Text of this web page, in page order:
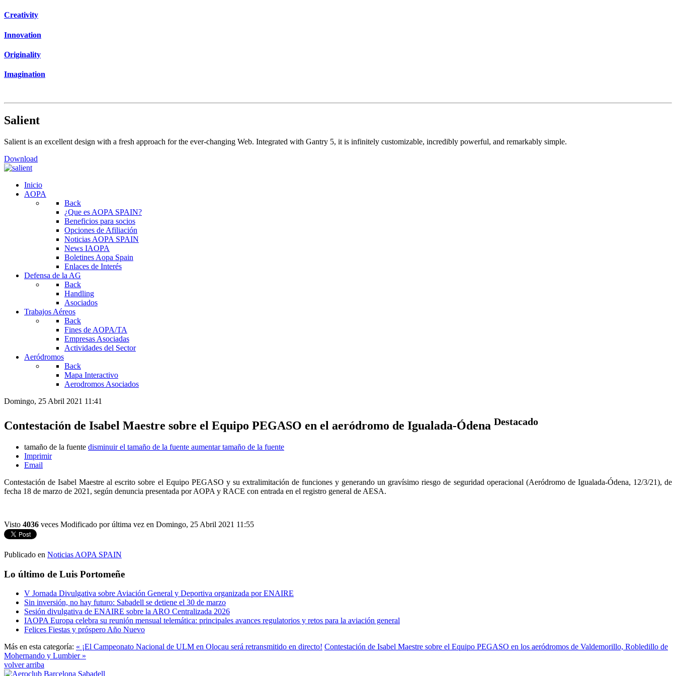
Creativity
Innovation
Originality
Imagination
Salient
Salient is an excellent design with a fresh approach for the ever-changing Web. Integrated with Gantry 5, it is infinitely customizable, incredibly powerful, and remarkably simple.
Download
Inicio
AOPA
Back
¿Que es AOPA SPAIN?
Beneficios para socios
Opciones de Afiliación
Noticias AOPA SPAIN
News IAOPA
Boletines Aopa Spain
Enlaces de Interés
Defensa de la AG
Back
Handling
Asociados
Trabajos Aéreos
Back
Fines de AOPA/TA
Empresas Asociadas
Actividades del Sector
Aeródromos
Back
Mapa Interactivo
Aerodromos Asociados
Domingo, 25 Abril 2021 11:41
Contestación de Isabel Maestre sobre el Equipo PEGASO en el aeródromo de Igualada-Ódena Destacado
tamaño de la fuente disminuir el tamaño de la fuente aumentar tamaño de la fuente
Imprimir
Email
Contestación de Isabel Maestre al escrito sobre el Equipo PEGASO y su extralimitación de funciones y generando un gravísimo riesgo de seguridad operacional (Aeródromo de Igualada-Ódena, 12/3/21), de
fecha 18 de marzo de 2021, según denuncia presentada por AOPA y RACE con entrada en el registro general de AESA.
Visto 4036 veces Modificado por última vez en Domingo, 25 Abril 2021 11:55
Publicado en Noticias AOPA SPAIN
Lo último de Luis Portomeñe
V Jornada Divulgativa sobre Aviación General y Deportiva organizada por ENAIRE
Sin inversión, no hay futuro: Sabadell se detiene el 30 de marzo
Sesión divulgativa de ENAIRE sobre la ARO Centralizada 2026
IAOPA Europa celebra su reunión mensual telemática: principales avances regulatorios y retos para la aviación general
Felices Fiestas y próspero Año Nuevo
Más en esta categoría: « ¡El Campeonato Nacional de ULM en Olocau será retransmitido en directo! Contestación de Isabel Maestre sobre el Equipo PEGASO en los aeródromos de Valdemorillo, Robledillo de
Mohernando y Lumbier »
volver arriba